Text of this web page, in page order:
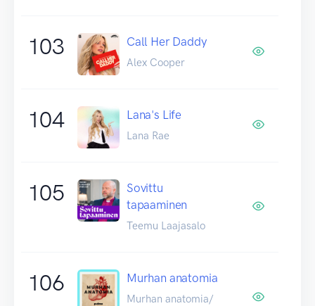
103 Call Her Daddy
Alex Cooper
104 Lana's Life
Lana Rae
105
Sovittu
tapaaminen
Teemu Laajasalo
106 Murhan anatomia
Murhan anatomia/